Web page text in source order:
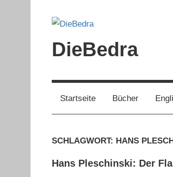
DieBedra
Startseite Bücher
SCHLAGWORT: HANS
Hans Pleschinski: Der